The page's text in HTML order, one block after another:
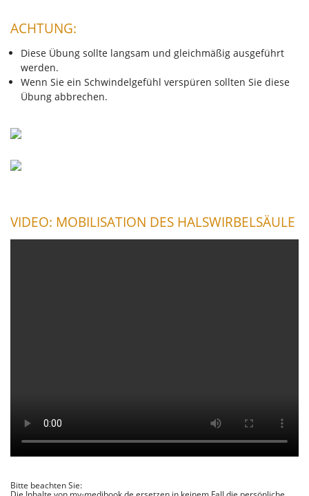
ACHTUNG:
Diese Übung sollte langsam und gleichmäßig ausgeführt
werden.
Wenn Sie ein Schwindelgefühl verspüren sollten Sie diese
Übung abbrechen.
VIDEO: MOBILISATION DES HALSWIRBELSÄULE
Bitte beachten Sie: